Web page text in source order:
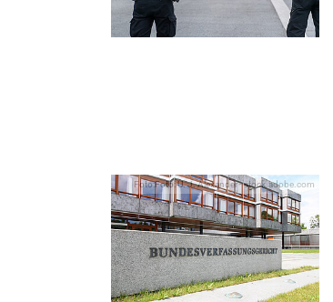
Foto:Foto: U. J. Alexander - stock.adobe.com